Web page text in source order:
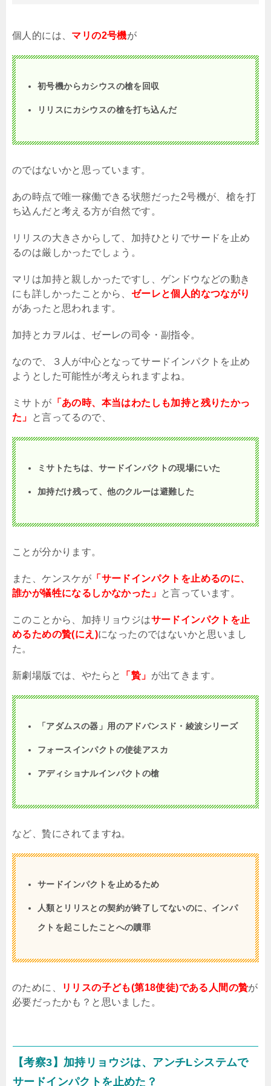
個人的には、 マリの2号機が
初号機からカシウスの槍を回収
リリスにカシウスの槍を打ち込んだ
のではないかと思っています。
あの時点で唯一稼働できる状態だった 2号機が、槍を打
ち込んだと考える方が自然です。
リリスの大きさからして、加持ひとりでサードを止め
るのは厳しかったでしょう。
マリは加持と親しかったですし、ゲンドウなどの動き
にも詳しかったことから、 ゼーレと個人的なつながり
があったと思われます。
加持とカヲルは、ゼーレの司令・副指令。
なので、３人が中心となってサードインパクトを止め
ようとした可能性が考えられますよね。
ミサトが 「あの時、本当はわたしも加持と残りたかっ
た」
と言ってるので、
ミサトたちは、サードインパクトの現場にいた
加持だけ残って、他のクルーは避難した
ことが分かります。
また、ケンスケが 「サードインパクトを止めるのに、
誰かが犠牲になるしかなかった」 と言っています。
このことから、加持リョウジはサードインパクトを止
めるための贄(にえ)になったのではないかと思いまし
た。
新劇場版では、やたらと 「贄」 が出てきます。
「アダムスの器」用のアドバンスド・綾波シリーズ
フォースインパクトの使徒アスカ
アディショナルインパクトの槍
など、贄にされてますね。
サードインパクトを止めるため
人類とリリスとの契約が終了してないのに、インパ
クトを起こしたことへの贖罪
のために、 リリスの子ども(第18使徒)である人間の贄が
必要だったかも？と思いました。
【考察3 】加持リョウジは、アンチLシステムで
サードインパクトを止めた？